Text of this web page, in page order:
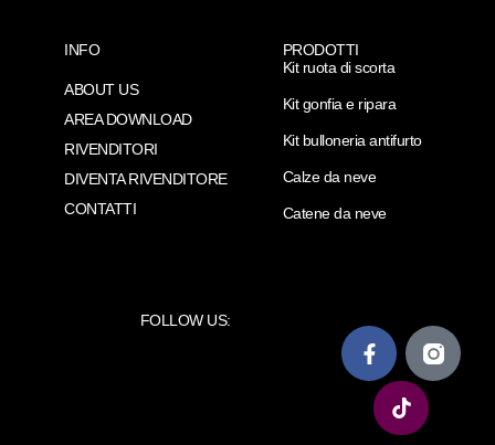
INFO
ABOUT US
AREA DOWNLOAD
RIVENDITORI
DIVENTA RIVENDITORE
CONTATTI
PRODOTTI
Kit ruota di scorta
Kit gonfia e ripara
Kit bulloneria antifurto
Calze da neve
Catene da neve
FOLLOW US: